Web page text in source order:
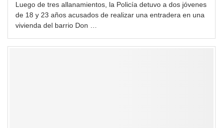
Luego de tres allanamientos, la Policía detuvo a dos jóvenes
de 18 y 23 años acusados de realizar una entradera en una
vivienda del barrio Don …